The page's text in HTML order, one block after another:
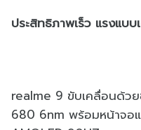
ประสิทธิภาพเร็ว แรงแบ
realme 9 ขับเคลื่อนด้ว
680 6nm พร้อมหน้าจอ